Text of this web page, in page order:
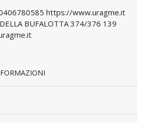
https://www.uragme.it
BUFALOTTA 374/376 139